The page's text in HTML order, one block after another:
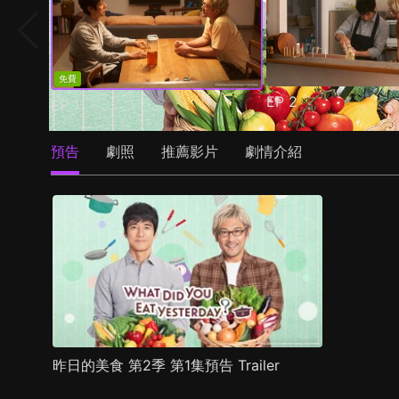
免費
EP 1 EP2
預告 劇照 推薦影片 劇情介紹
昨日的美食 第2季 第1集預告 Trailer